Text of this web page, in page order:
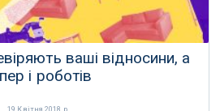
ваші відносини, а
і роботів